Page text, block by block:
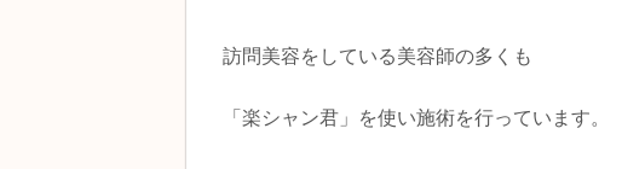
訪問美容をしている美容師の多くも
「楽シャン君」を使い施術を行っています。